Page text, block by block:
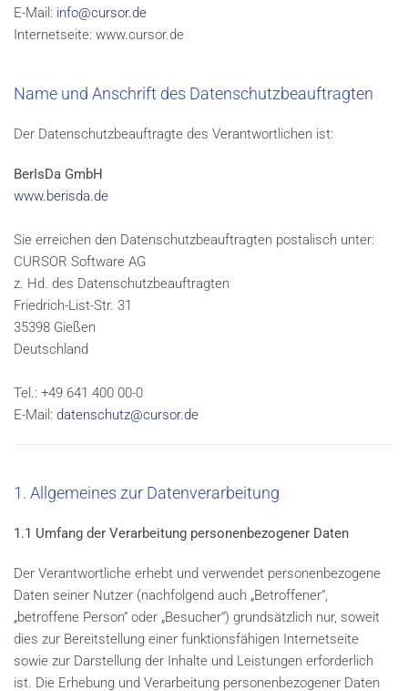
E-Mail: info@cursor.de
Internetseite: www.cursor.de
Name und Anschrift des Datenschutzbeauftragten
Der Datenschutzbeauftragte des Verantwortlichen ist:
BerIsDa GmbH
www.berisda.de
Sie erreichen den Datenschutzbeauftragten postalisch unter:
CURSOR Software AG
z. Hd. des Datenschutzbeauftragten
Friedrich-List-Str. 31
35398 Gießen
Deutschland
Tel.: +49 641 400 00-0
E-Mail: datenschutz@cursor.de
1. Allgemeines zur Datenverarbeitung
1.1 Umfang der Verarbeitung personenbezogener Daten
Der Verantwortliche erhebt und verwendet personenbezogene
Daten seiner Nutzer (nachfolgend auch „Betroffener“,
„betroffene Person“ oder „Besucher“) grundsätzlich nur, soweit
dies zur Bereitstellung einer funktionsfähigen Internetseite
sowie zur Darstellung der Inhalte und Leistungen erforderlich
ist. Die Erhebung und Verarbeitung personenbezogener Daten